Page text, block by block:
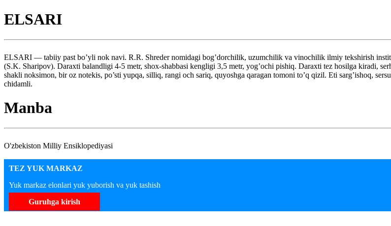
ELSARI
ELSARI — tabiiy past bo’yli nok navi. R.R. Shreder nomidagi bog’dorchilik, uzumchilik va vinochilik ilmiy tekshirish
(S.K. Sharipov). Daraxti balandligi 4-5 metr, shox-shabbasi kengligi 3,5 metr, yog’ochi pishiq. Daraxti tez hosilga kiradi,
shakli noksimon, bir oz notekis, po’sti yupqa, silliq, rangi och sariq, quyoshga qaragan tomoni to’q qizil. Eti sarg’ishoq,
chidamli.
Manba
O'zbekiston Milliy Ensiklopediyasi
TEZ YUK MARKAZ
Yuk markaz elonlari yuk yuborish va yuk tashish
Guruhga kirish